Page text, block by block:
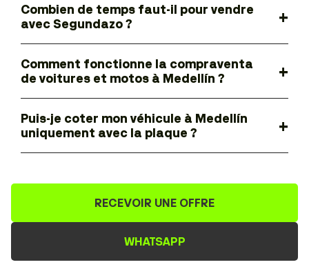
Combien de temps faut-il pour vendre
avec Segundazo ?
Comment fonctionne la compraventa
de voitures et motos à Medellín ?
Puis-je coter mon véhicule à Medellín
uniquement avec la plaque ?
RECEVOIR UNE OFFRE
WHATSAPP